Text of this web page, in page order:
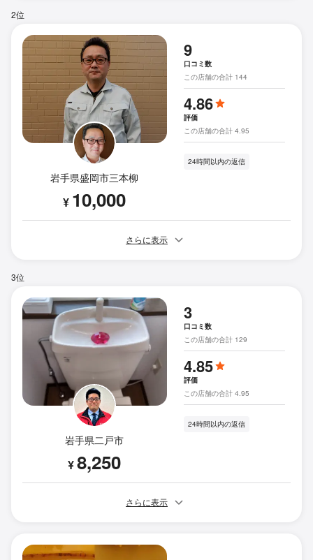
2位
岩手県盛岡市三本柳
¥ 10,000
9
口コミ数
この店舗の合計 144
4.86
評価
この店舗の合計 4.95
24時間以内の返信
さらに表示
3位
岩手県二戸市
¥8,250
3
口コミ数
この店舗の合計 129
4.85
評価
この店舗の合計 4.95
24時間以内の返信
さらに表示